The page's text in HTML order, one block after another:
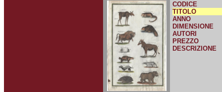
CODICE
TITOLO
ANNO
DIMENSIONE
AUTORI
PREZZO
DESCRIZIONE